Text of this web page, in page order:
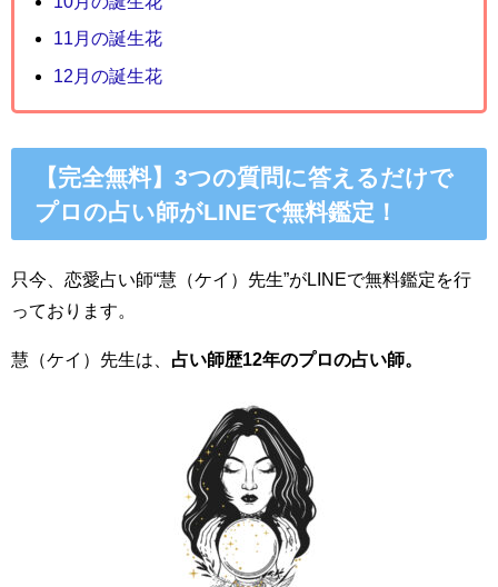
11月の誕生花
12月の誕生花
【完全無料】3つの質問に答えるだけで
プロの占い師がLINEで無料鑑定！
只今、恋愛占い師“慧（ケイ）先生”がLINEで無料鑑定を行
っております。
慧（ケイ）先生は、 占い師歴12年のプロの占い師。